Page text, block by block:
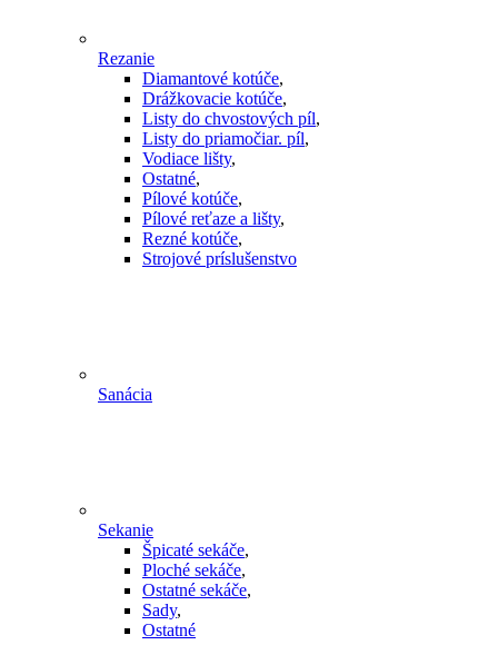
Rezanie
Diamantové kotúče,
Drážkovacie kotúče,
Listy do chvostových píl,
Listy do priamočiar. píl,
Vodiace lišty,
Ostatné,
Pílové kotúče,
Pílové reťaze a lišty,
Rezné kotúče,
Strojové príslušenstvo
Sanácia
Sekanie
Špicaté sekáče,
Ploché sekáče,
Ostatné sekáče,
Sady,
Ostatné